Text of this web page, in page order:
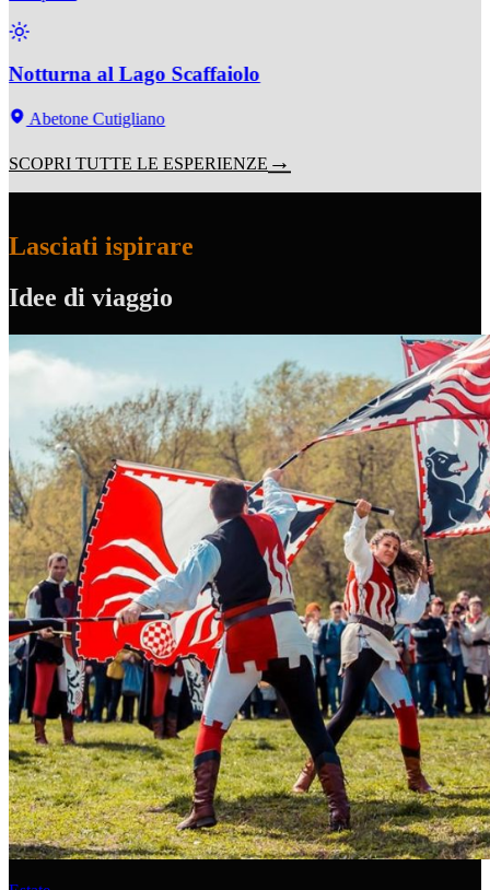
Notturna al Lago Scaffaiolo
Abetone Cutigliano
SCOPRI TUTTE LE ESPERIENZE
Lasciati ispirare
Idee di viaggio